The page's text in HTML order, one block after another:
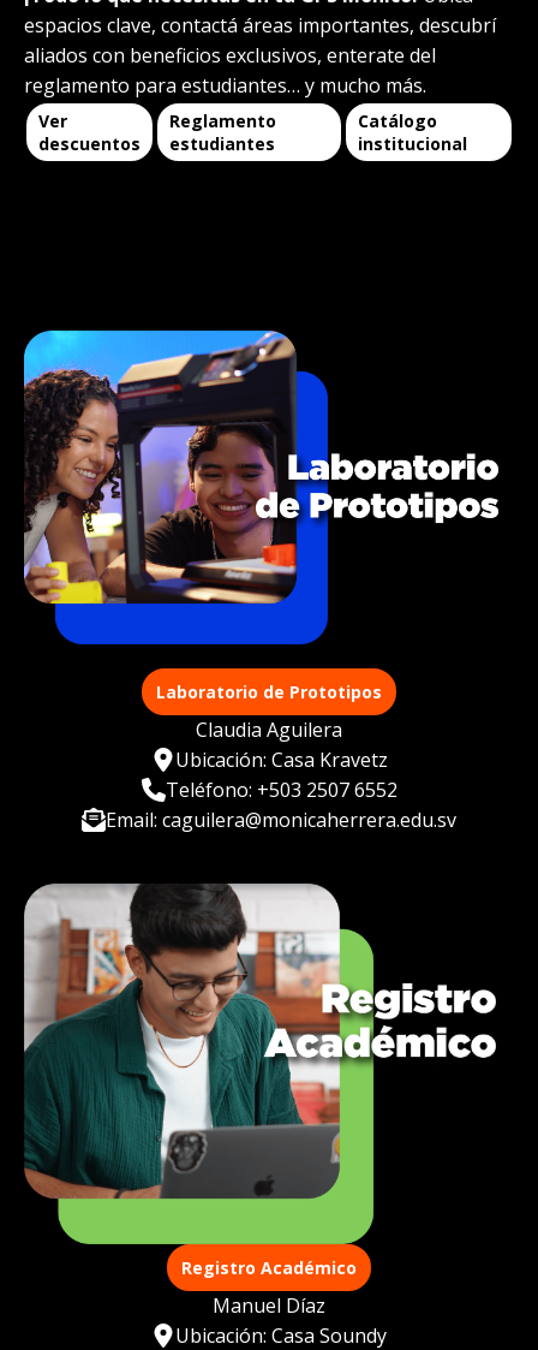
espacios clave, contactá áreas importantes, descubrí
aliados con beneficios exclusivos, enterate del
reglamento para estudiantes… y mucho más.
Ver
descuentos
Reglamento
estudiantes
Catálogo
institucional
Laboratorio de Prototipos
Claudia Aguilera
Ubicación: Casa Kravetz
Teléfono: +503 2507 6552
Email: caguilera@monicaherrera.edu.sv
Registro Académico
Manuel Díaz
Ubicación: Casa Soundy